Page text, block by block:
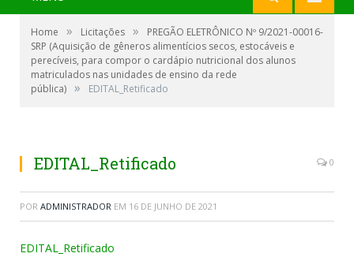
Home » Licitações »
PREGÃO ELETRÔNICO Nº 9/2021-00016-
SRP (Aquisição de gêneros alimentícios secos, estocáveis e
perecíveis, para compor o cardápio nutricional dos alunos
matriculados nas unidades de ensino da rede
pública) » EDITAL_Retificado
EDITAL_Retificado 0
POR ADMINISTRADOR EM 16 DE JUNHO DE 2021
EDITAL_Retificado